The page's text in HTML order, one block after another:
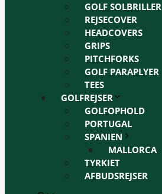
GOLF SOLBRILLER
REJSECOVER
HEADCOVERS
GRIPS
PITCHFORKS
GOLF PARAPLYER
TEES
GOLFREJSER
GOLFOPHOLD
PORTUGAL
SPANIEN
MALLORCA
TYRKIET
AFBUDSREJSER